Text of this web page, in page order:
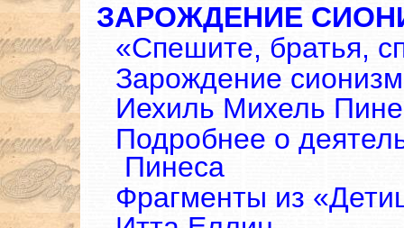
ЗАРОЖДЕНИЕ
«Спешите, братья,
Зарождение
Иехиль Михель
Подробнее о
Пинеса
Фрагменты из